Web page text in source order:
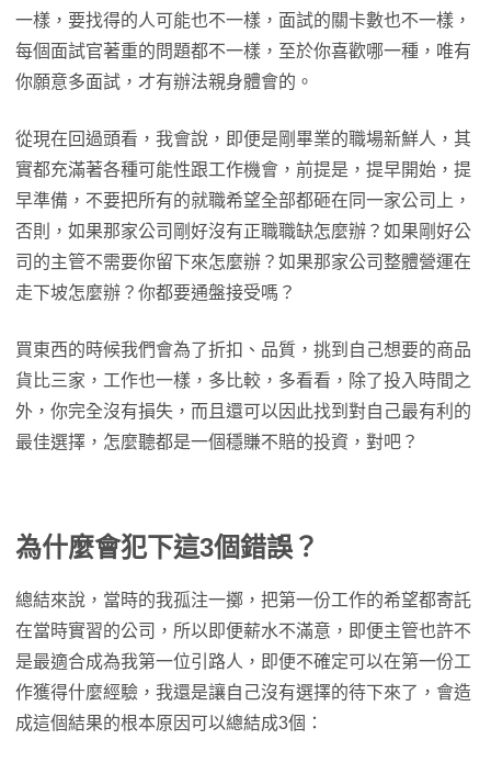
一樣，要找得的人可能也不一樣，面試的關卡數也不一樣，
每個面試官著重的問題都不一樣，至於你喜歡哪一種，唯有
你願意多面試，才有辦法親身體會的。
從現在回過頭看，我會說，即便是剛畢業的職場新鮮人，其
實都充滿著各種可能性跟工作機會，前提是，提早開始，提
早準備，不要把所有的就職希望全部都砸在同一家公司上，
否則，如果那家公司剛好沒有正職職缺怎麼辦？如果剛好公
司的主管不需要你留下來怎麼辦？如果那家公司整體營運在
走下坡怎麼辦？你都要通盤接受嗎？
買東西的時候我們會為了折扣、品質，挑到自己想要的商品
貨比三家，工作也一樣，多比較，多看看，除了投入時間之
外，你完全沒有損失，而且還可以因此找到對自己最有利的
最佳選擇，怎麼聽都是一個穩賺不賠的投資，對吧？
為什麼會犯下這3個錯誤？
總結來說，當時的我孤注一擲，把第一份工作的希望都寄託
在當時實習的公司，所以即便薪水不滿意，即便主管也許不
是最適合成為我第一位引路人，即便不確定可以在第一份工
作獲得什麼經驗，我還是讓自己沒有選擇的待下來了，會造
成這個結果的根本原因可以總結成3個：